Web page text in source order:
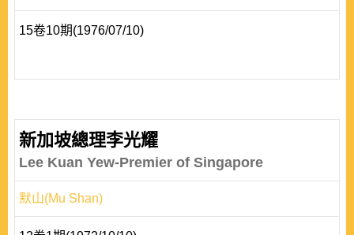
15卷10期(1976/07/10)
新加坡總理李光耀
Lee Kuan Yew-Premier of Singapore
默山(Mu Shan)